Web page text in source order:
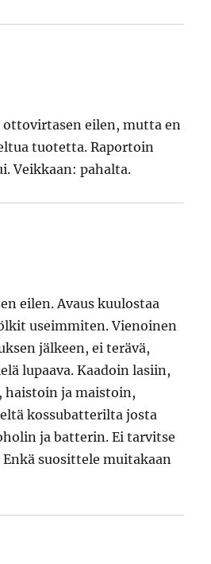
ottovirtasen eilen, mutta en
tuotetta. Raportoin
Veikkaan: pahalta.
eilen. Avaus kuulostaa
useimmiten. Vienoinen
jälkeen, ei terävä,
lupaava. Kaadoin lasiin,
haistoin ja maistoin,
kossubatterilta josta
ja batterin. Ei tarvitse
suosittele muitakaan